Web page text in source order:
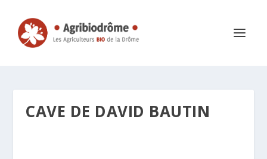
CAVE DE DAVID BAUTIN